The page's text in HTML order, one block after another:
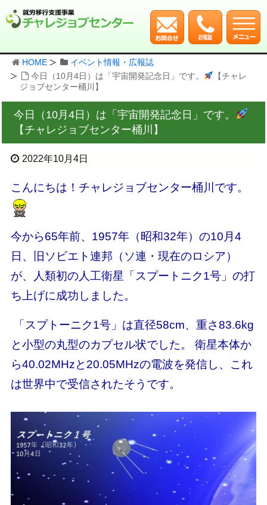
HOME
イベント情報・広報誌
今日（10月4日）は「宇宙開発記念日」です。
【チャレ
ジョブセンター桶川】
今日（10月4日）は「宇宙開発記念日」です。
【チャレジョブセンター桶川】
2022年10月4日
こんにちは！チャレジョブセンター桶川です。
今から65年前、1957年（昭和32年）の10月4
日、旧ソビエト連邦（ソ連・現在のロシア）
が、人類初の人工衛星「スプートニク1号」の打
ち上げに成功しました。
「スプトーニク1号」は直径58cm、重さ83.6kg
と小型の丸型のカプセル状でした。 衛星本体か
ら40.02MHzと20.05MHzの電波を発信し、これ
は世界中で受信されたそうです。